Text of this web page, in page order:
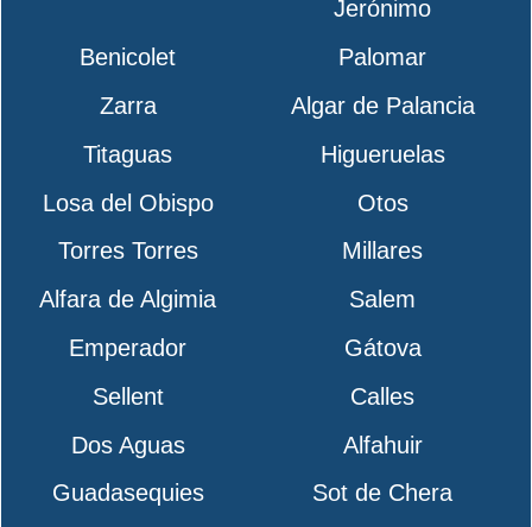
Jerónimo
Benicolet
Palomar
Zarra
Algar de Palancia
Titaguas
Higueruelas
Losa del Obispo
Otos
Torres Torres
Millares
Alfara de Algimia
Salem
Emperador
Gátova
Sellent
Calles
Dos Aguas
Alfahuir
Guadasequies
Sot de Chera